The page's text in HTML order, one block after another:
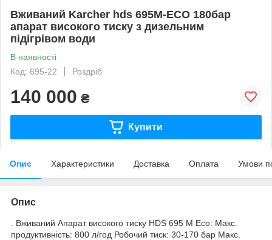
Вживаний Karcher hds 695M-ECO 180бар
апарат високого тиску з дизельним
підігрівом води
В наявності
Код: 695-22
Роздріб
140 000 ₴
Купити
Опис Характеристики Доставка Оплата Умови
Опис
. Вживаний Апарат високого тиску HDS 695 M Eco: Макс.
продуктивність: 800 л/год Робочий тиск: 30-170 бар Макс.